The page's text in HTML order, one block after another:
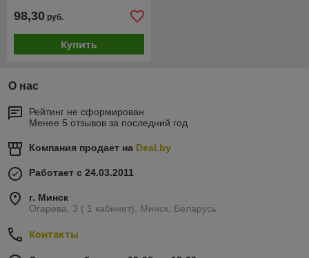
98,30 руб.
Купить
О нас
Рейтинг не сформирован
Менее 5 отзывов за последний год
Компания продает на Deal.by
Работает с 24.03.2011
г. Минск
Огарёва, 3 ( 1 кабинет), Минск, Беларусь
Контакты